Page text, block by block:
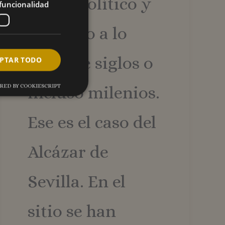
religioso a lo
largo de siglos o
incluso milenios.
Ese es el caso del
Alcázar de
Sevilla. En el
sitio se han
TODO
Este tipo
Analytics,
análisis de
usuarios
sesiones y
BY COOKIESCRIPT